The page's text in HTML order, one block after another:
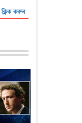
ক্লিক করুন